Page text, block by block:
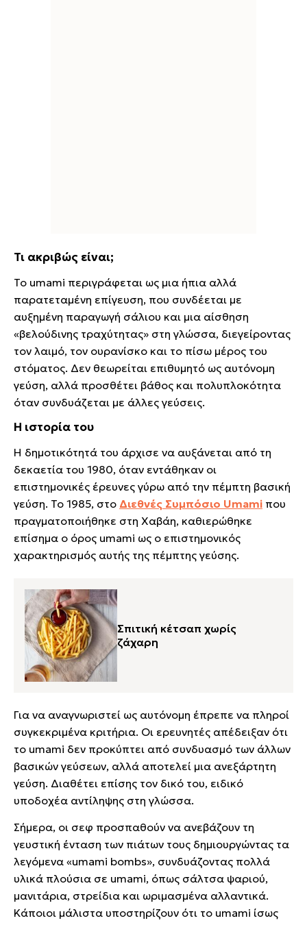
Τι ακριβώς είναι;
Το umami περιγράφεται ως μια ήπια αλλά
παρατεταμένη επίγευση, που συνδέεται με
αυξημένη παραγωγή σάλιου και μια αίσθηση
«βελούδινης τραχύτητας» στη γλώσσα, διεγείροντας
τον λαιμό, τον ουρανίσκο και το πίσω μέρος του
στόματος. Δεν θεωρείται επιθυμητό ως αυτόνομη
γεύση, αλλά προσθέτει βάθος και πολυπλοκότητα
όταν συνδυάζεται με άλλες γεύσεις.
Η ιστορία του
Η δημοτικότητά του άρχισε να αυξάνεται από τη
δεκαετία του 1980, όταν εντάθηκαν οι
επιστημονικές έρευνες γύρω από την πέμπτη βασική
γεύση. Το 1985, στο Διεθνές Συμπόσιο Umami που
πραγματοποιήθηκε στη Χαβάη, καθιερώθηκε
επίσημα ο όρος umami ως ο επιστημονικός
χαρακτηρισμός αυτής της πέμπτης γεύσης.
Σπιτική κέτσαπ χωρίς
ζάχαρη
Για να αναγνωριστεί ως αυτόνομη έπρεπε να πληροί
συγκεκριμένα κριτήρια. Οι ερευνητές απέδειξαν ότι
το umami δεν προκύπτει από συνδυασμό των άλλων
βασικών γεύσεων, αλλά αποτελεί μια ανεξάρτητη
γεύση. Διαθέτει επίσης τον δικό του, ειδικό
υποδοχέα αντίληψης στη γλώσσα.
Σήμερα, οι σεφ προσπαθούν να ανεβάζουν τη
γευστική ένταση των πιάτων τους δημιουργώντας τα
λεγόμενα «umami bombs», συνδυάζοντας πολλά
υλικά πλούσια σε umami, όπως σάλτσα ψαριού,
μανιτάρια, στρείδια και ωριμασμένα αλλαντικά.
Κάποιοι μάλιστα υποστηρίζουν ότι το umami ίσως